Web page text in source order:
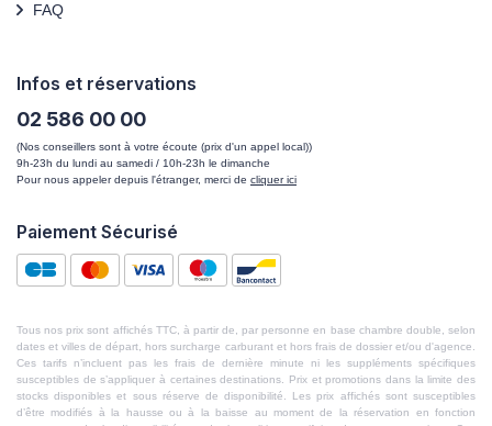
FAQ
Infos et réservations
02 586 00 00
(Nos conseillers sont à votre écoute (prix d'un appel local))
9h-23h du lundi au samedi / 10h-23h le dimanche
Pour nous appeler depuis l'étranger, merci de cliquer ici
Paiement Sécurisé
Tous nos prix sont affichés TTC, à partir de, par personne en base chambre double, selon
dates et villes de départ, hors surcharge carburant et hors frais de dossier et/ou d'agence.
Ces tarifs n’incluent pas les frais de dernière minute ni les suppléments spécifiques
susceptibles de s’appliquer à certaines destinations. Prix et promotions dans la limite des
stocks disponibles et sous réserve de disponibilité. Les prix affichés sont susceptibles
d’être modifiés à la hausse ou à la baisse au moment de la réservation en fonction